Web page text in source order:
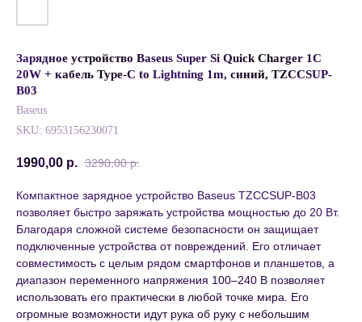
Зарядное устройство Baseus Super Si Quick Charger 1C
20W + кабель Type-C to Lightning 1m, синий, TZCCSUP-
B03
Baseus
SKU: 6953156230071
1990,00 р. 3290,00 р.
Компактное зарядное устройство Baseus TZCCSUP-B03
позволяет быстро заряжать устройства мощностью до 20 Вт.
Благодаря сложной системе безопасности он защищает
подключенные устройства от повреждений. Его отличает
совместимость с целым рядом смартфонов и планшетов, а
диапазон переменного напряжения 100–240 В позволяет
использовать его практически в любой точке мира. Его
огромные возможности идут рука об руку с небольшим